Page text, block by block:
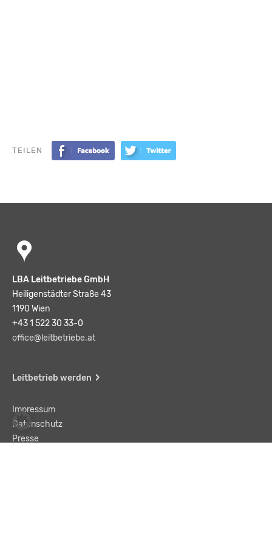
TEILEN
LBA Leitbetriebe GmbH
Heiligenstädter Straße 43
1190 Wien
+43 1 522 30 33-0
office@leitbetriebe.at
Leitbetrieb werden
Impressum
Datenschutz
Presse